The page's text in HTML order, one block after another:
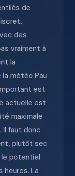
de
des
vraiment à
la
météo Pau
est
actuelle est
maximale
Il faut donc
plutôt sec
le potentiel
heures. La